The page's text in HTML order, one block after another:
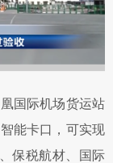
国际机场货运站
能卡口，可实现
保税航材、国际